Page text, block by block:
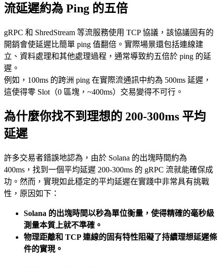
流延遲約為 Ping 的五倍
gRPC 和 ShredStream 等流服務使用 TCP 協議，該協議固有的
開銷會使延遲比簡單 ping 值翻倍。實際場景還包括連線建
立、資料處理和其他處理過程，通常導致約五倍於 ping 的延
遲。
例如，100ms 的跨洲 ping 在實際流通訊中約為 500ms 延遲，
這使得零 Slot（0 區塊，~400ms）交易變得不可行。
為什麼你找不到理想的 200-300ms 平均
延遲
許多交易者錯誤地認為，由於 Solana 的出塊時間約為
400ms，找到一個平均延遲 200-300ms 的 gRPC 流就能確保成
功。然而，實現如此穩定的平均延遲在實踐中非常具有挑戰
性，原因如下：
Solana 的出塊時間以秒為單位衡量，使得精確的毫秒級
測量本質上就不準確。
物理距離和 TCP 連線的固有特性阻礙了持續理想延遲條
件的實現。